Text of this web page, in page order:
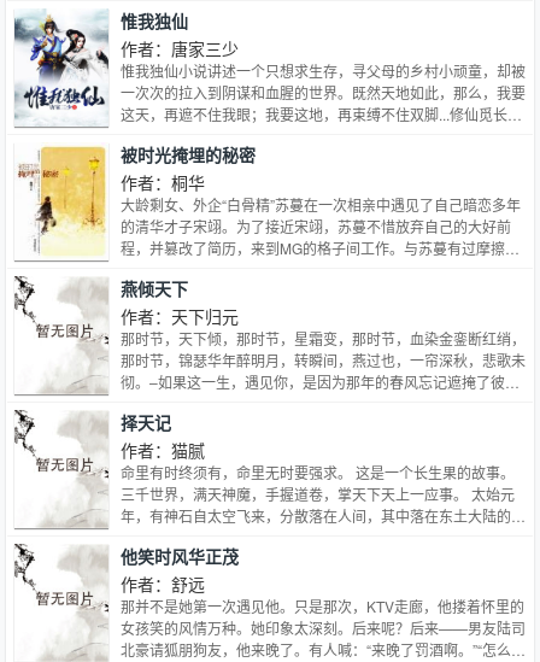
断了……水光再后来回到老家，见到小琴的女儿，小琴说孩子叫
思岚，是孩子的外婆取的名，水光笑了笑，说挺好。她听到这个
名字时，想到的不是景岚，而是他，她想到是只有，他说：水
光，你别叫我的名字。（无责任文案）
惟我独仙
作者：唐家三少
惟我独仙小说讲述一个只想求生存，寻父母的乡村小顽童，却被
一次次的拉入到阴谋和血腥的世界。既然天地如此，那么，我要
这天，再遮不住我眼；我要这地，再束缚不住双脚...修仙觅长
被时光掩埋的秘密
作者：桐华
大龄剩女、外企“白骨精”苏蔓在一次相亲中遇见了自己暗恋多年
的清华才子宋翊。为了接近宋翊，苏蔓不惜放弃自己的大好前
程，并篡改了简历，来到MG的格子间工作。与苏蔓有过摩擦的
情。苏蔓把他看成眼中钉，他却在两人一点一滴的交往中对苏蔓
渐生情愫。宋翊不远万里地奔赴美国与苏蔓共度平安夜，两人默
许了爱情。可当苏蔓出差回国时，发现一切都变了，死党麻辣烫
不再是她所认识的那个无牵无挂的女孩儿，而宋翊竟成了麻辣烫
的男朋友……接踵而来的意外降临在苏蔓身上，宋翊、麻辣烫的
的时光中，也许别人是你的秘密，也许你是别人的秘密，可当答
案真的放在眼前时，你，愿意去揭晓吗？
燕倾天下
作者：天下归元
那时节，天下倾，那时节，星霜变，那时节，血染金銮断红绡，
那时节，锦瑟华年醉明月，转瞬间，燕过也，一帘深秋，悲歌未
彻。–如果这一生，遇见你，是因为那年的春风忘记遮掩了彼此
的回眸。那么让我记得你，从总角黄髫至白发耄耋，每一个昨日
都比今日更为分明，如同就那端砚徽墨，宣纸湖笔，铺开紫檀案
几锦绣长卷，每一落笔，都白纸黑字，淋漓鲜明。这一生与你一
起的日子，是欢歌，是清词，是杨柳碧波间抚琴一曲，一个音符
一朵桃花。而与你别后，草成的新赋，句句，悲凉在骨。从此
择天记
作者：猫腻
命里有时终须有，命里无时要强求。 这是一个长生果的故事。
三千世界，满天神魔，手握道卷，掌天下天上一应事。 太始元
年，有神石自太空飞来，分散落在人间，其中落在东土大陆的神
数千年后，十四岁的少年孤儿陈长生，为成神隐逆天改命，进京
都，入国教，顺心意。 然而，他要改变的却远远不止自己的命
数，万千子民的未来亦在其手中。
他笑时风华正茂
作者：舒远
那并不是她第一次遇见他。只是那次，KTV走廊，他搂着怀里的
女孩笑的风情万种。她印象太深刻。后来呢？后来——男友陆司
北豪请狐朋狗友，他来晚了。有人喊：“来晚了罚酒啊。”“怎么没